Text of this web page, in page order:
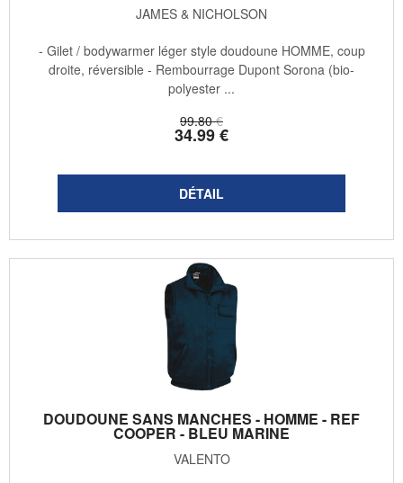
JAMES & NICHOLSON
99.80 €
34.99€
- Gilet / bodywarmer léger style doudoune HOMME, coup
droite, réversible - Rembourrage Dupont Sorona (bio-
polyester ...
DOUDOUNE SANS MANCHES - HOMME - REF
COOPER - BLEU MARINE
VALENTO